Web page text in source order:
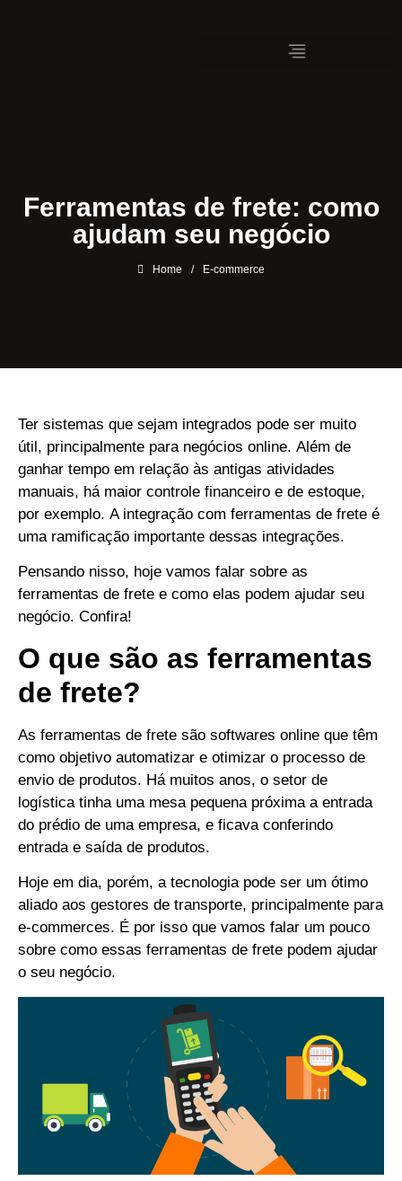
Ferramentas de frete: como
ajudam seu negócio
Home / E-commerce
Ter sistemas que sejam integrados pode ser muito
útil, principalmente para negócios online. Além de
ganhar tempo em relação às antigas atividades
manuais, há maior controle financeiro e de estoque,
por exemplo. A integração com ferramentas de frete é
uma ramificação importante dessas integrações.
Pensando nisso, hoje vamos falar sobre as
ferramentas de frete e como elas podem ajudar seu
negócio. Confira!
O que são as ferramentas
de frete?
As ferramentas de frete são softwares online que têm
como objetivo automatizar e otimizar o processo de
envio de produtos. Há muitos anos, o setor de
logística tinha uma mesa pequena próxima a entrada
do prédio de uma empresa, e ficava conferindo
entrada e saída de produtos.
Hoje em dia, porém, a tecnologia pode ser um ótimo
aliado aos gestores de transporte, principalmente para
e-commerces. É por isso que vamos falar um pouco
sobre como essas ferramentas de frete podem ajudar
o seu negócio.